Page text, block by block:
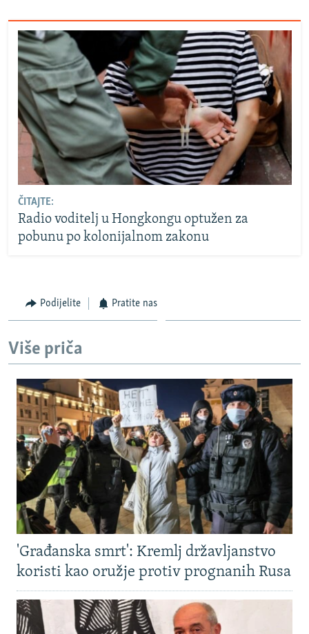
ČITAJTE:
Radio voditelj u Hongkongu optužen za
pobunu po kolonijalnom zakonu
Podijelite Pratite nas
Više priča
'Građanska smrt': Kremlj državljanstvo
koristi kao oružje protiv prognanih Rusa